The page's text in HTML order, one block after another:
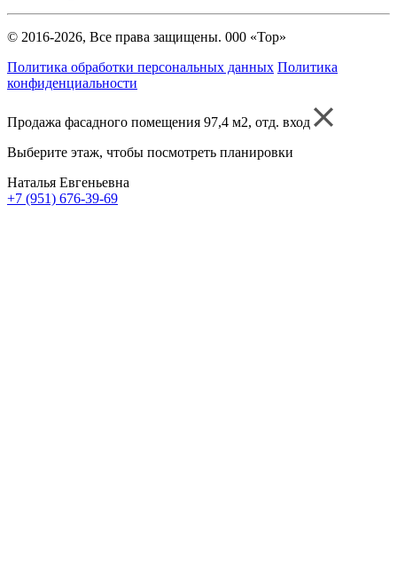
© 2016-2026, Все права защищены. 000 «Тор»
Политика обработки персональных данных Политика
конфиденциальности
Продажа фасадного помещения 97,4 м2, отд. вход
Выберите этаж, чтобы посмотреть планировки
Наталья Евгеньевна
+7 (951) 676-39-69